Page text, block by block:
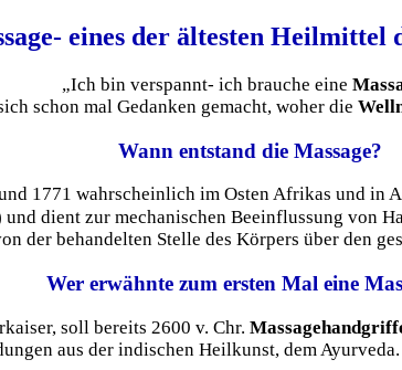
eines der ältesten Heilmittel
„Ich bin verspannt- ich brauche eine
schon mal Gedanken gemacht, woher die
Wann entstand die Massage?
1771 wahrscheinlich im Osten Afrikas und in
und dient zur mechanischen Beeinflussung von
der behandelten Stelle des Körpers über den
Wer erwähnte zum ersten Mal eine
soll bereits 2600 v. Chr.
aus der indischen Heilkunst, dem